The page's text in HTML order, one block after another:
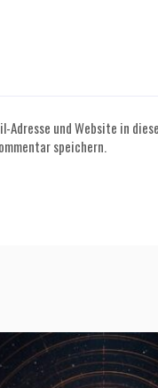
Adresse und Website in
speichern.